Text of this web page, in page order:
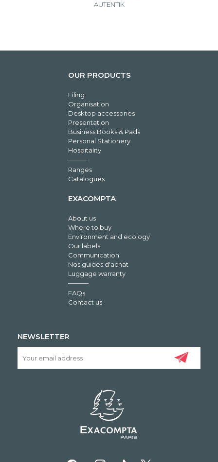
AUTENTIK
OUR PRODUCTS
Filing
Organisation
Desktop accessories
Presentation
Business Books & Pads
Personal Stationery
Hospitality
Ranges
Catalogues
EXACOMPTA
About us
Where to buy
Environment and ecology
Our labels
Communication
Nos guides d'achat
Luggage warranty
FAQs
Contact us
NEWSLETTER